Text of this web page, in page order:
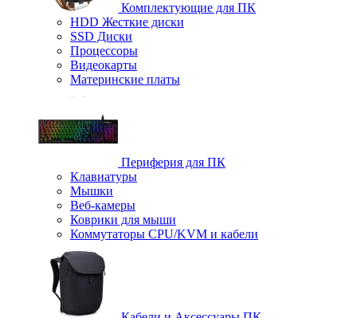
Комплектующие для ПК
HDD Жесткие диски
SSD Диски
Процессоры
Видеокарты
Материнские платы
Периферия для ПК
Клавиатуры
Мышки
Веб-камеры
Коврики для мыши
Коммутаторы CPU/KVM и кабели